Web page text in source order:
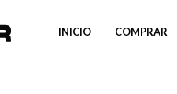
INICIO COMPRAR